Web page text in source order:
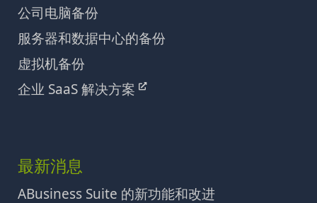
公司电脑备份
服务器和数据中心的备份
虚拟机备份
企业 SaaS 解决方案
最新消息
ABusiness Suite 的新功能和改进